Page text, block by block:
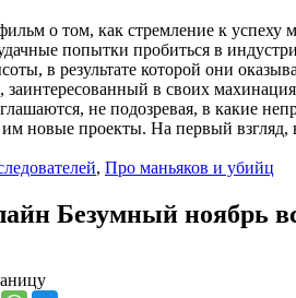
о том, как стремление к успеху
попытки пробиться в
в результате которой они
в своих
не подозревая, в какие
им новые проекты. На первый
, Про маньяков и убийц
Безумный ноябрь